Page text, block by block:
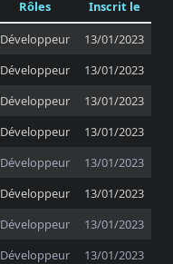
Rôles
Inscrit le
Développeur
13/01/2023
Développeur
13/01/2023
Développeur
13/01/2023
Développeur
13/01/2023
Développeur
13/01/2023
Développeur
13/01/2023
Développeur
13/01/2023
Développeur
13/01/2023